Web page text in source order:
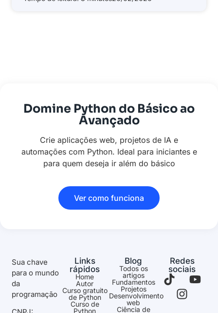
Domine Python do Básico ao
Avançado
Crie aplicações web, projetos de IA e
automações com Python. Ideal para iniciantes e
para quem deseja ir além do básico
Ver como funciona
Sua chave
para o mundo
da
programação
Links
rápidos
Home
Autor
Curso gratuito
de Python
Curso de
Python
Blog
Todos os
artigos
Fundamentos
Projetos
Desenvolvimento
web
Ciência de
Redes
sociais